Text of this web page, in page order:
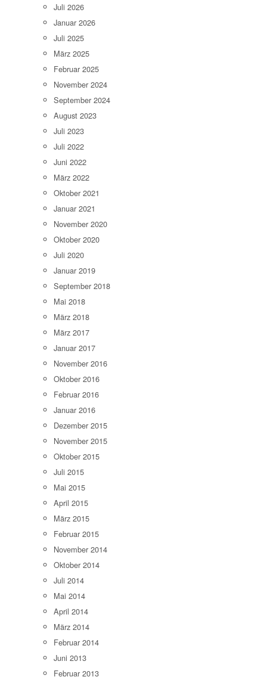
Juli 2026
Januar 2026
Juli 2025
März 2025
Februar 2025
November 2024
September 2024
August 2023
Juli 2023
Juli 2022
Juni 2022
März 2022
Oktober 2021
Januar 2021
November 2020
Oktober 2020
Juli 2020
Januar 2019
September 2018
Mai 2018
März 2018
März 2017
Januar 2017
November 2016
Oktober 2016
Februar 2016
Januar 2016
Dezember 2015
November 2015
Oktober 2015
Juli 2015
Mai 2015
April 2015
März 2015
Februar 2015
November 2014
Oktober 2014
Juli 2014
Mai 2014
April 2014
März 2014
Februar 2014
Juni 2013
Februar 2013